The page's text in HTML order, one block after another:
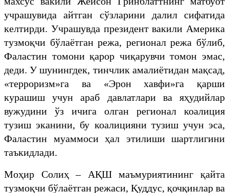
учрашувида айтган сўзларини далил сифатида
келтирди. Учрашувда президент вакили Америка
тузмоқчи бўлаётган режа, регионал режа бўлиб,
Фаластин томони қарор чиқарувчи томон эмас,
деди. У шунингдек, тинчлик амалиётидан мақсад,
«терроризм»га ва «Эрон хавфи»га қарши
курашиш учун араб давлатлари ва яҳудийлар
вужудини ўз ичига олган регионал коалиция
тузиш эканини, бу коалицияни тузиш учун эса,
Фаластин муаммоси ҳал этилиши шартлигини
таъкидлади.
Моҳир Солиҳ – АҚШ маъмуриятининг қайта
тузмоқчи бўлаётган режаси, Қуддус, қочқинлар ва